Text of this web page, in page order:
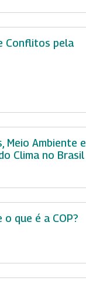
Conflitos pela
Meio Ambiente e
Clima no Brasil
o que é a COP?